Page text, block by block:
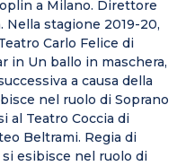
a Milano. Direttore
Nella stagione 2019-20,
Carlo Felice di
in Un ballo in maschera,
a causa della
nel ruolo di Soprano
al Teatro Coccia di
Beltrami. Regia di
esibisce nel ruolo di